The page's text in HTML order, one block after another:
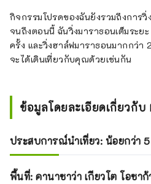
กิจกรรมโปรดของฉันยังรวมถึงการวิ่
จนถึงตอนนี้ ฉันวิ่งมาราธอนเต็มระย
ครั้ง และวิ่งฮาล์ฟมาราธอนมากกว่า
จะได้เดินเที่ยวกับคุณด้วยเช่นกัน
ข้อมูลโดยละเอียดเกี่ยวกับ
ประสบการณ์นำเที่ยว: น้อยกว่า
พื้นที่: คานาซาว่า เกียวโต โอซา